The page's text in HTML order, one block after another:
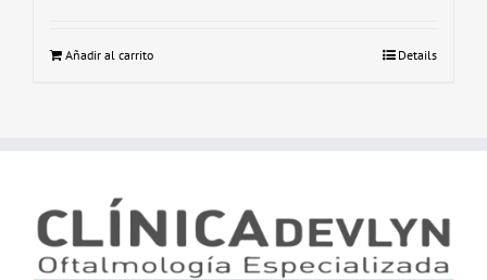
Añadir al carrito Details